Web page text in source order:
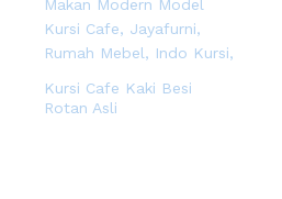
Kursi Cafe Kaki Besi
Rotan Asli